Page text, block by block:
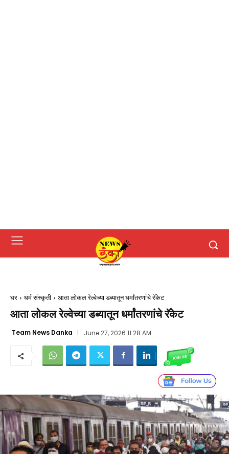
घर धर्म संस्कृती आता लोकल रेल्वेच्या डब्यातून धर्मांतरणांचे रॅकेट
आता लोकल रेल्वेच्या डब्यातून धर्मांतरणांचे रॅकेट
Team News Danka June 27, 2026 11:28 AM